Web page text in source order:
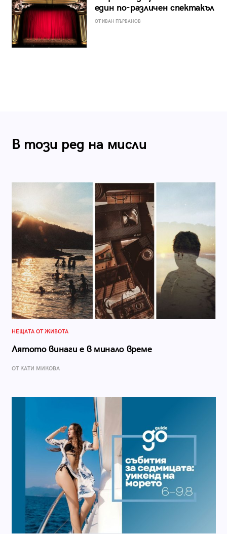
един по-различен спектакъл
ОТ ИВАН ПЪРВАНОВ
В този ред на мисли
НЕЩАТА ОТ ЖИВОТА
Лятото винаги е в минало време
ОТ КАТИ МИКОВА